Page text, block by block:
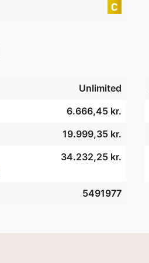
Unlimited
6.666,45 kr.
19.999,35 kr.
34.232,25 kr.
5491977